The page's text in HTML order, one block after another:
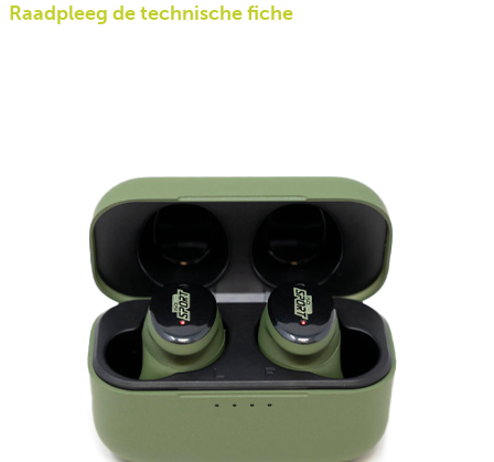
Raadpleeg de technische fiche